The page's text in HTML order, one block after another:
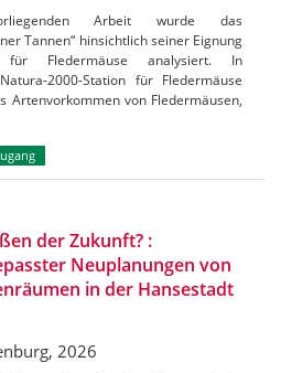
Arbeit wurde das
Tannen“ hinsichtlich seiner Eignung
für Fledermäuse analysiert. In
2000-Station für Fledermäuse
Artenvorkommen von Fledermäusen,
der Zukunft? :
Neuplanungen von
in der Hansestadt
2026